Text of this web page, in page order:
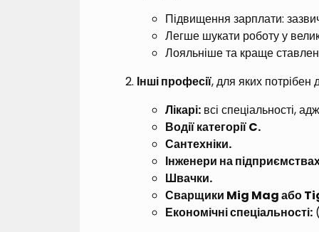
Підвищення зарплати:
Легше шукати роботу у
Лояльніше та краще
Інші професії, для яких потрібен
Лікарі: всі спеціальності,
Водії категорії C.
Сантехніки.
Інженери на
Швачки.
Сварщики Mig Mag або
Економічні спеціальності: